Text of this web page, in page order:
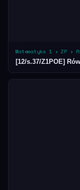
Matematyka 1 › ZP ›
[12/s.37/Z1POE]